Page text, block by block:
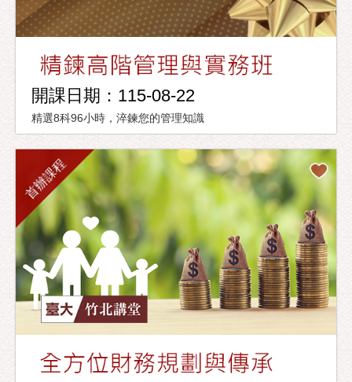
開課日期：115-08-22
精選8科96小時，淬鍊您的管理知識
首辦課程